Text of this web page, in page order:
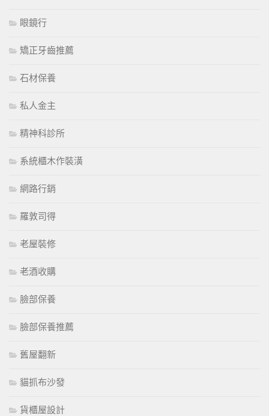
眼鏡行
矯正牙齒推薦
石材保養
私人金主
精神科診所
系統櫃木作裝潢
網路行銷
羅敦司得
老屋裝修
老酒收購
臉部保養
臉部保養推薦
舊屋翻新
貓抓布沙發
貨櫃屋設計